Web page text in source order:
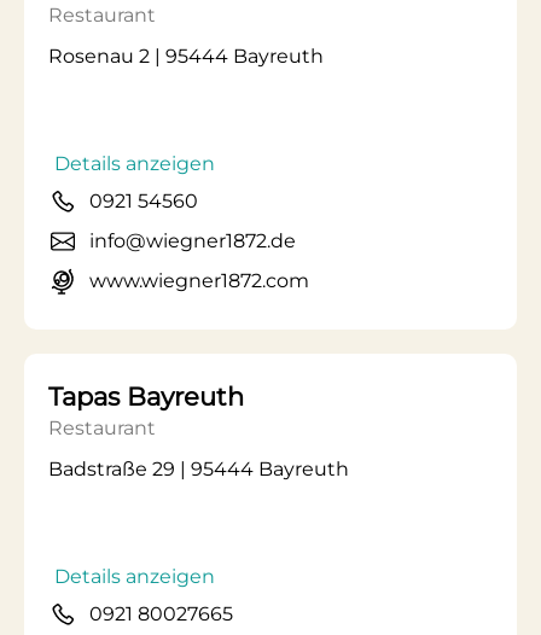
Restaurant
Rosenau 2 | 95444 Bayreuth
Details anzeigen
0921 54560
info@wiegner1872.de
www.wiegner1872.com
Tapas Bayreuth
Restaurant
Badstraße 29 | 95444 Bayreuth
Details anzeigen
0921 80027665